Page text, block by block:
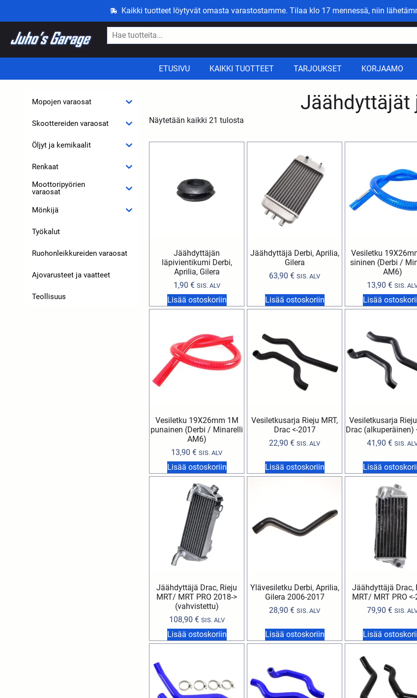
Kaikki tuotteet löytyvät omasta varastostamme. Tilaa klo 17 mennessä, niin
ETUSIVU KAIKKI TUOTTEET TARJOUKSET KORJAAMO
Mopojen varaosat
Skoottereiden varaosat
Öljyt ja kemikaalit
Renkaat
Moottoripyörien
varaosat
Mönkijä
Työkalut
Ruohonleikkureiden varaosat
Ajovarusteet ja vaatteet
Teollisuus
Jäähdyttäjät
Näytetään kaikki 21 tulosta
Jäähdyttäjän
läpivientikumi Derbi,
Aprilia, Gilera
1,90 € SIS. ALV
Lisää ostoskoriin
Jäähdyttäjä Derbi, Aprilia,
Gilera
63,90€ SIS. ALV
Lisää ostoskoriin
Vesiletku
sininen (Derbi /
AM6)
13,90€ SIS.
Lisää
Vesiletku 19X26mm 1M
punainen (Derbi / Minarelli
AM6)
13,90€ SIS. ALV
Lisää ostoskoriin
Vesiletkusarja Rieju MRT,
Drac <-2017
22,90€ SIS. ALV
Lisää ostoskoriin
Vesiletkusarja
Drac (alkuperäinen)
41,90€ SIS.
Lisää
Jäähdyttäjä Drac, Rieju
MRT/ MRT PRO 2018->
(vahvistettu)
108,90 € SIS. ALV
Lisää ostoskoriin
Ylävesiletku Derbi, Aprilia,
Gilera 2006-2017
28,90€ SIS. ALV
Lisää ostoskoriin
Jäähdyttäjä Drac,
MRT/ MRT PRO
79,90€ SIS.
Lisää